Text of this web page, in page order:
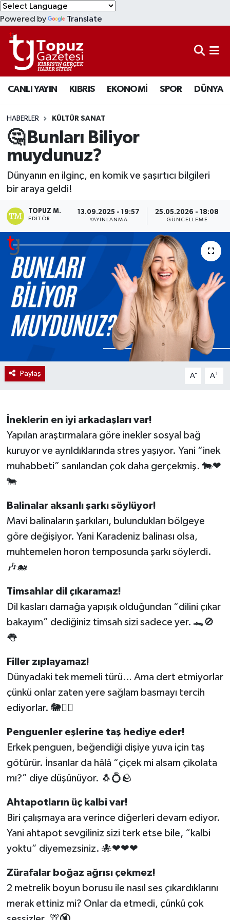
Powered by Translate
CANLI YAYIN KIBRIS EKONOMİ SPOR DÜNYA
HABERLER KÜLTÜR SANAT
🤔 Bunları Biliyor
muydunuz?
Dünyanın en ilginç, en komik ve şaşırtıcı bilgileri
bir araya geldi!
TOPUZ M.
EDITÖR
13.09.2025 - 19:57
YAYINLANMA
25.05.2026 - 18:08
GÜNCELLEME
Paylaş A- A+
İneklerin en iyi arkadaşları var!
Yapılan araştırmalara göre inekler sosyal bağ
kuruyor ve ayrıldıklarında stres yaşıyor. Yani “inek
muhabbeti” sanılandan çok daha gerçekmiş. 🐄❤
🐄
Balinalar aksanlı şarkı söylüyor!
Mavi balinaların şarkıları, bulundukları bölgeye
göre değişiyor. Yani Karadeniz balinası olsa,
muhtemelen horon temposunda şarkı söylerdi.
🎶🐋
Timsahlar dil çıkaramaz!
Dil kasları damağa yapışık olduğundan “dilini çıkar
bakayım” dediğiniz timsah sizi sadece yer. 🐊🚫
👅
Filler zıplayamaz!
Dünyadaki tek memeli türü… Ama dert etmiyorlar
çünkü onlar zaten yere sağlam basmayı tercih
ediyorlar. 🐘🙅‍♂
Penguenler eşlerine taş hediye eder!
Erkek penguen, beğendiği dişiye yuva için taş
götürür. İnsanlar da hâlâ “çiçek mi alsam çikolata
mı?” diye düşünüyor. 🐧💍🪨
Ahtapotların üç kalbi var!
Biri çalışmaya ara verince diğerleri devam ediyor.
Yani ahtapot sevgiliniz sizi terk etse bile, “kalbi
yoktu” diyemezsiniz. 🐙❤❤❤
Zürafalar boğaz ağrısı çekmez!
2 metrelik boyun borusu ile nasıl ses çıkardıklarını
merak ettiniz mi? Onlar da etmedi, çünkü çok
KIBRIS
DÜNYA
EKONOMİ
MAGAZİN
SAĞLIK
TEKNOLOJİ
TÜRKİYE
Lefkoşa Nöbetçi Eczaneler
Lefkoşa Hava Durumu
Lefkoşa Trafik Yoğunluk Haritası
Süper Lig Puan Durumu ve Fikstür
Tüm Manşetler
Son Dakika Haberleri
Haber Arşivi